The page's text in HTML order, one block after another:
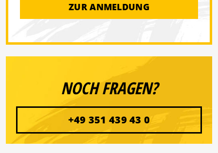
ZUR ANMELDUNG
NOCH FRAGEN?
+49 351 439 43 0